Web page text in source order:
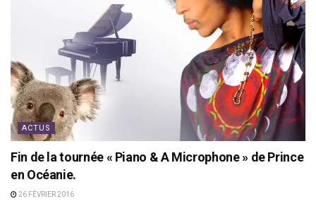
ACTUS
Fin de la tournée « Piano & A Microphone » de Prince
en Océanie.
26 FÉVRIER 2016